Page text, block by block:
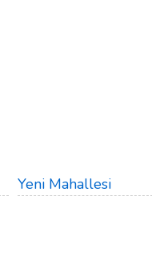
Yeni Mahallesi